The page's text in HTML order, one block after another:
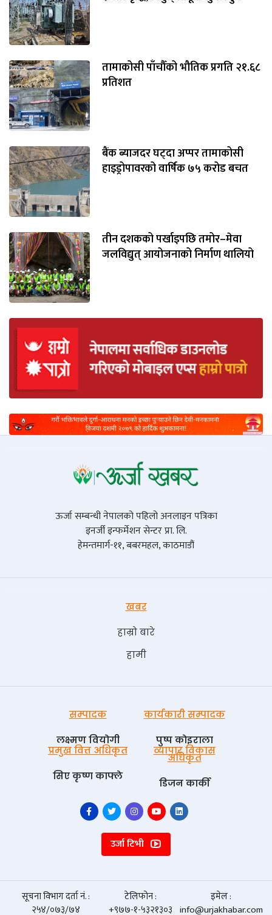
तामाकोसी पाँचौँको भौतिक प्रगति २१.६८
प्रतिशत
बैंक ब्याजदर घट्दा अप्पर तामाकोसी
हाइड्रोपावरको वार्षिक ७५ करोड बचत
तीन दशकको पर्खाइपछि तमोर–मेवा
जलविद्युत् आयोजनाको निर्माण थालियो
ऊर्जा सम्बन्धी नेपालको पहिलो अनलाइन पत्रिका
इनर्जी इन्फर्मेशन सेन्टर प्रा. लि.
हेमन्तमार्ग-११, बबरमहल, काठमाडौं
खबर
हाम्रो बारे
हामी
सम्पादक
लक्ष्मण वियोगी
कार्यकारी सम्पादक
पुष्प काेइराला
प्रमुख वित्त अधिकृत
सिए कृष्ण काफ्ले
व्यापार विकास
अधिकृत
डिजन कार्की
उर्जा टिभी
सूचना विभाग दर्ता नं. :
२५४/०७३/७४
टेलिफोन :
+९७७-१-५३२१३०३
इमेल :
info@urjakhabar.com